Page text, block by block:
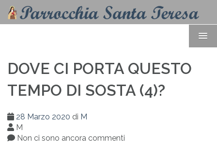
DOVE CI PORTA QUESTO
TEMPO DI SOSTA (4)?
28 Marzo 2020 di M
M
Non ci sono ancora commenti